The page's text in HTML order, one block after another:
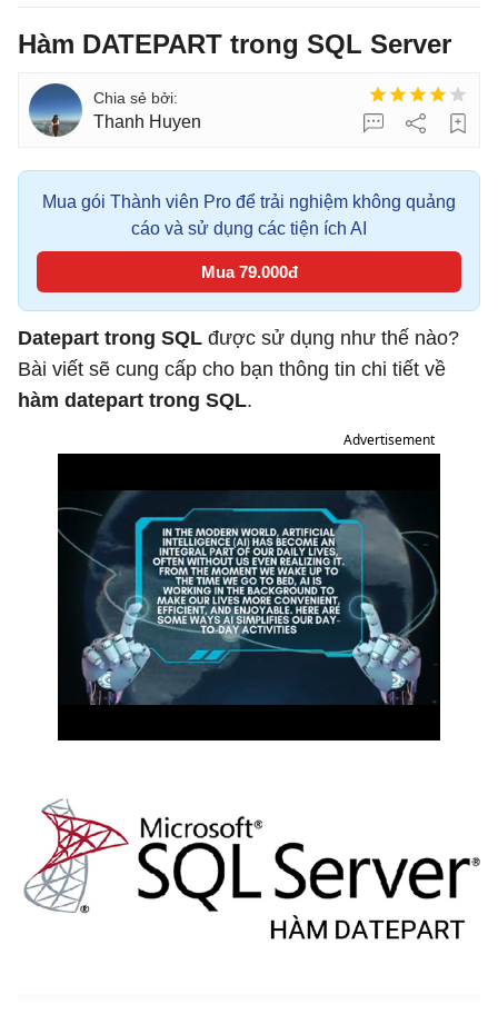
Hàm DATEPART trong SQL Server
Thanh Huyen
Mua gói Thành viên Pro để trải nghiệm không quảng
cáo và sử dụng các tiện ích AI
Mua 79.000đ
Datepart trong SQL được sử dụng như thế nào?
Bài viết sẽ cung cấp cho bạn thông tin chi tiết về
hàm datepart trong SQL.
Advertisement